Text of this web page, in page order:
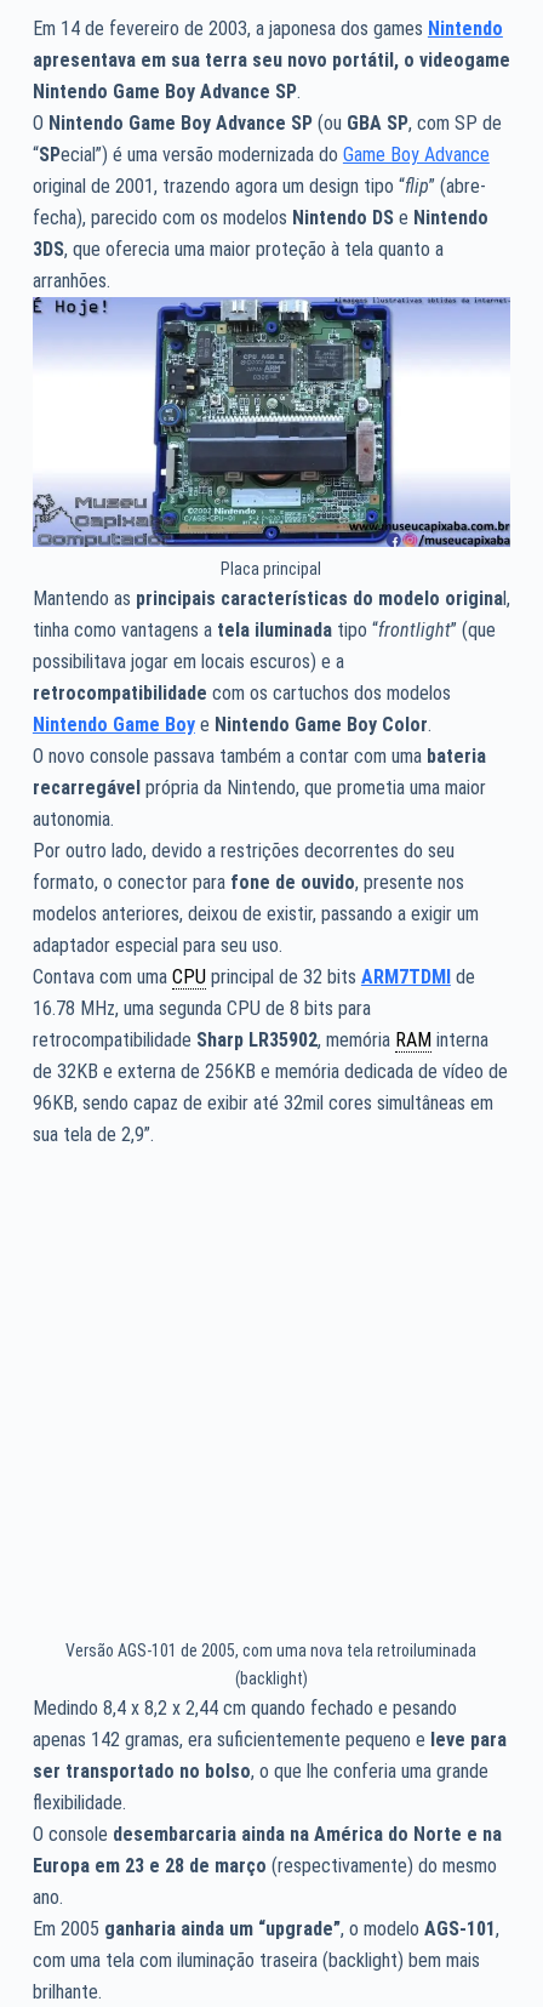
Em 14 de fevereiro de 2003, a japonesa dos games Nintendo
apresentava em sua terra seu novo portátil, o videogame
Nintendo Game Boy Advance SP.
O Nintendo Game Boy Advance SP(ou GBA SP, com SP de
“SPecial”) é uma versão modernizada do Game Boy Advance
original de 2001, trazendo agora um design tipo “flip” (abre-
fecha), parecido com os modelos Nintendo DSe Nintendo
3DS, que oferecia uma maior proteção à tela quanto a
arranhões.
Placa principal
Mantendo as principais características do modelo original,
tinha como vantagens a tela iluminadatipo “frontlight” (que
possibilitava jogar em locais escuros) e a
retrocompatibilidade com os cartuchos dos modelos
Nintendo Game Boye Nintendo Game Boy Color.
O novo console passava também a contar com uma bateria
recarregávelprópria da Nintendo, que prometia uma maior
autonomia.
Por outro lado, devido a restrições decorrentes do seu
formato, o conector para fone de ouvido, presente nos
modelos anteriores, deixou de existir, passando a exigir um
adaptador especial para seu uso.
Contava com uma CPUprincipal de 32 bits ARM7TDMIde
16.78 MHz, uma segunda CPU de 8 bits para
retrocompatibilidade Sharp LR35902, memória RAMinterna
de 32KB e externa de 256KB e memória dedicada de vídeo de
96KB, sendo capaz de exibir até 32mil cores simultâneas em
sua tela de 2,9”.
Versão AGS-101 de 2005, com uma nova tela retroiluminada
(backlight)
Medindo 8,4 x 8,2 x 2,44 cm quando fechado e pesando
apenas 142 gramas, era suficientemente pequeno e leve para
ser transportado no bolso, o que lhe conferia uma grande
flexibilidade.
O console desembarcaria ainda na América do Norte e na
Europa em 23 e 28 de março (respectivamente) do mesmo
ano.
Em 2005 ganharia ainda um “upgrade”, o modelo AGS-101,
com uma tela com iluminação traseira (backlight) bem mais
brilhante.